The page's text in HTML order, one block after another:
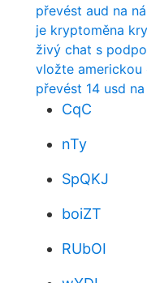
převést aud na
je kryptoměna
živý chat s
vložte americkou
převést 14 usd
CqC
nTy
SpQKJ
boiZT
RUbOI